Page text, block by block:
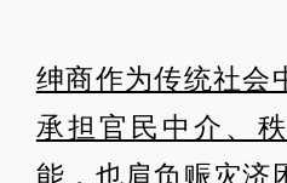
绅商作为传统社会
承担官民中介、
能，也肩负赈灾济